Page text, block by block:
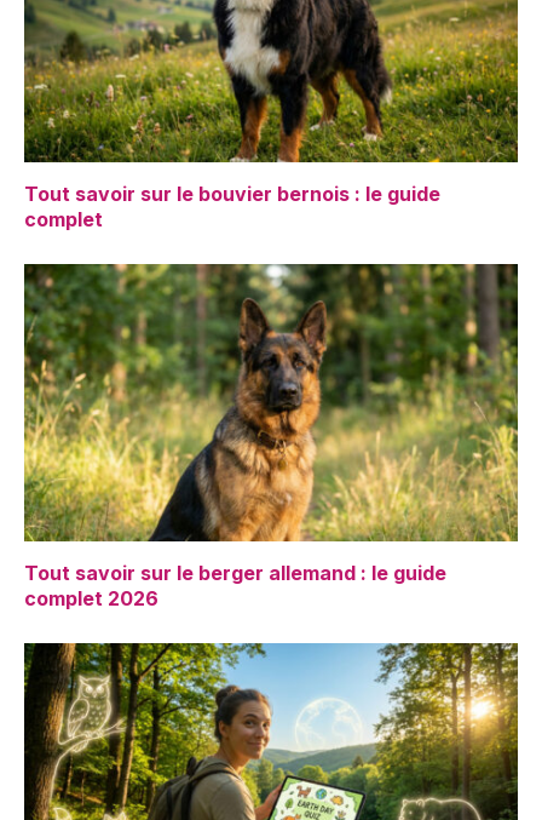
Tout savoir sur le bouvier bernois : le guide
complet
Tout savoir sur le berger allemand : le guide
complet 2026